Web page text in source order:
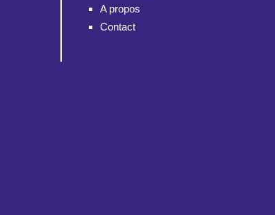
A propos
Contact